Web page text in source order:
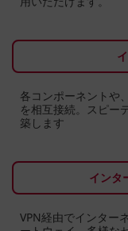
各コンポーネントや
を相互接続。スピー
築します
インタ
VPN経由でインター